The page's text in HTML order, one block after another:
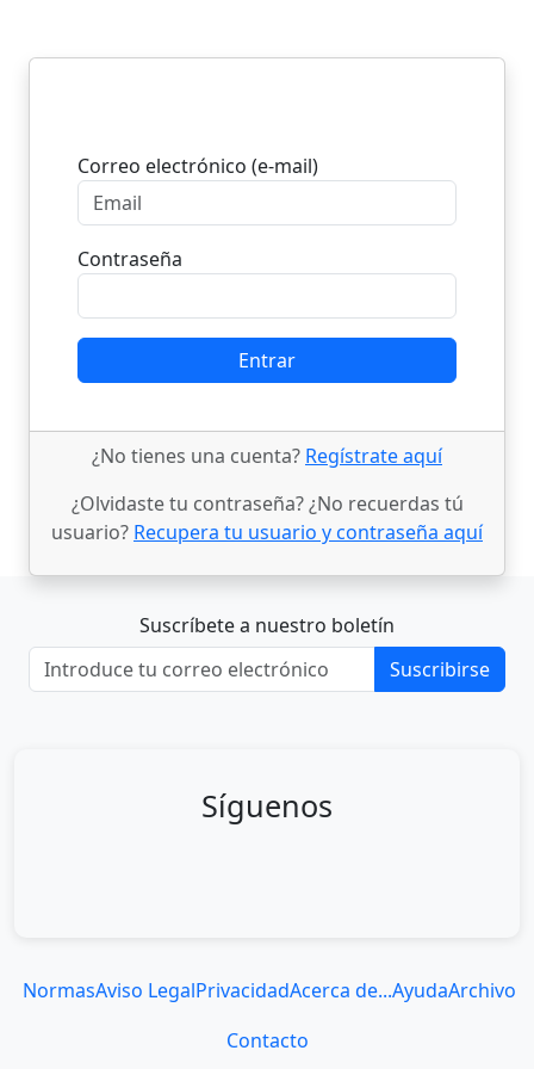
Correo electrónico (e-mail)
Contraseña
Entrar
¿No tienes una cuenta? Regístrate aquí
¿Olvidaste tu contraseña? ¿No recuerdas tú
usuario? Recupera tu usuario y contraseña aquí
Suscríbete a nuestro boletín
Suscribirse
Síguenos
NormasAviso LegalPrivacidadAcerca de...AyudaArchivo
Contacto